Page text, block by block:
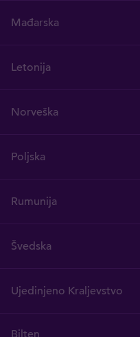
Mađarska
Letonija
Norveška
Poljska
Rumunija
Švedska
Ujedinjeno Kraljevstvo